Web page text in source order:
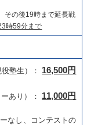
その後19時まで延長戦
時59分まで
塾生）： 16,500円
あり）： 11,000円
なし、コンテストの